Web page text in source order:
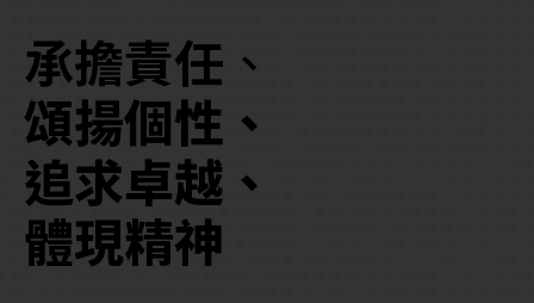
承擔責任 、
頌揚個性、
追求卓越、
體現精神